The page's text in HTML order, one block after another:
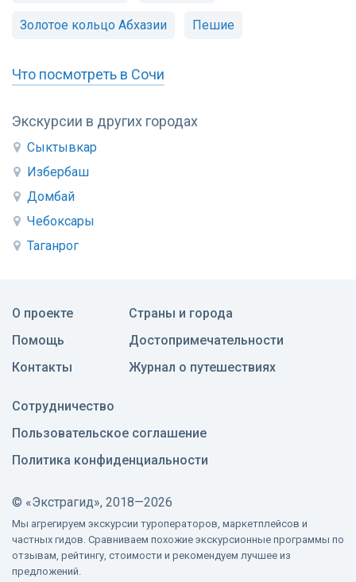
Экскурсии в других городах
Сыктывкар
Избербаш
Домбай
Чебоксары
Таганрог
Золотое кольцо Абхазии Пешие
Что посмотреть в Сочи
О проекте
Помощь
Контакты
Страны и города
Достопримечательности
Журнал о путешествиях
Сотрудничество
Пользовательское соглашение
Политика конфиденциальности
© «Экстрагид», 2018—2026
Мы агрегируем экскурсии туроператоров, маркетплейсов и
частных гидов. Сравниваем похожие экскурсионные программы по
отзывам, рейтингу, стоимости и рекомендуем лучшее из
предложений.